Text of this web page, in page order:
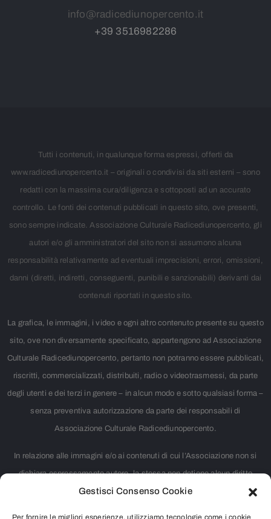
Gestisci Consenso Cookie
Per fornire le migliori esperienze, utilizziamo tecnologie come i cookie
info@radicediunopercento.it
+39 3516982286
Tutti i contenuti, in qualunque forma espressi, offerti da
www.radicediunopercento.it – originali o condivisi da siti esterni – sono
redatti con la massima cura/diligenza e sottoposti ad un accurato
controllo. Le fonti dei contenuti pubblicati in questo sito, ove presenti,
sono sempre indicate. Associazione Culturale Radicediunopercento, gli
autori e/o gli amministratori del sito non si assumono alcuna
responsabilità relativamente ad eventuali imprecisioni, errori, omissioni,
danni (diretti, indiretti, conseguenti, punibili e sanzionabili) derivanti dai
contenuti riportati in questo sito.
La grafica, le immagini, i video e ogni altro contenuto presente su questo
sito, ove non diversamente specificato, appartengono ad Associazione
Culturale Radicediunopercento, pertanto non potranno essere pubblicati,
riscritti, commercializzati, distribuiti, radio o videotrasmessi, da parte
degli utenti e dei terzi in genere – in alcun modo e sotto qualsiasi forma –
senza preventiva autorizzazione da parte dei responsabili di
Associazione Culturale Radicediunopercento.
In relazione alle immagini e/o ai contenuti di cui l’Associazione non si
dichiara espressamente autore, la stessa non detiene alcun diritto
d’autore. Nei casi in cui non è citata la fonte, si tratta di materiale